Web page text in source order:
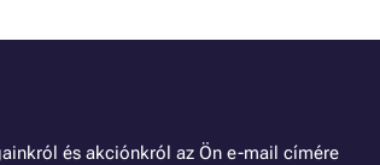
és akciónkról az Ön e-mail címére